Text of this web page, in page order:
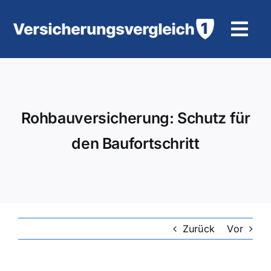
Inhalt
Motorradversicherung
Rohbauversicherung: Schutz für
den Baufortschritt
Zurück Vor